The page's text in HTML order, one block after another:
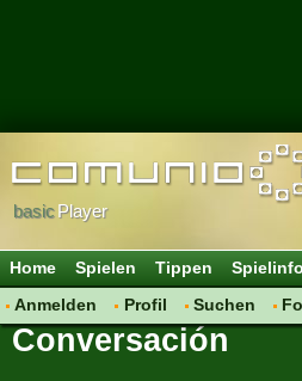
basicPlayer
Home Spielen Tippen
Anmelden
Profil Suchen
Conversación